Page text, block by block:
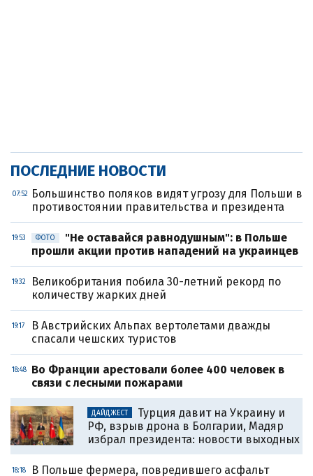
ПОСЛЕДНИЕ НОВОСТИ
07:52
Большинство поляков видят угрозу для Польши в
противостоянии правительства и президента
19:53 ФОТО
"Не оставайся равнодушным": в Польше
прошли акции против нападений на украинцев
19:32
Великобритания побила 30-летний рекорд по
количеству жарких дней
19:17
В Австрийских Альпах вертолетами дважды
спасали чешских туристов
18:48
Во Франции арестовали более 400 человек в
связи с лесными пожарами
ДАЙДЖЕСТ
Турция давит на Украину и
РФ, взрыв дрона в Болгарии, Мадяр
избрал президента: новости выходных
18:18
В Польше фермера, повредившего асфальт